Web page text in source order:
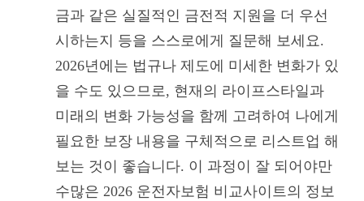
금과 같은 실질적인 금전적 지원을 더 우선
시하는지 등을 스스로에게 질문해 보세요.
2026년에는 법규나 제도에 미세한 변화가 있
을 수도 있으므로, 현재의 라이프스타일과
미래의 변화 가능성을 함께 고려하여 나에게
필요한 보장 내용을 구체적으로 리스트업 해
보는 것이 좋습니다. 이 과정이 잘 되어야만
수많은 2026 운전자보험 비교사이트의 정보